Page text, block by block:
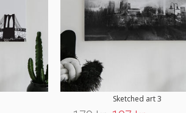
Sketched art 3